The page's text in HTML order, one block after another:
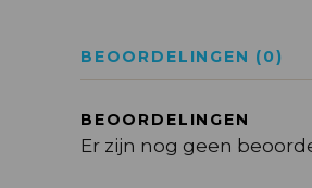
BEOORDELINGEN (0)
BEOORDELINGEN
Er zijn nog geen